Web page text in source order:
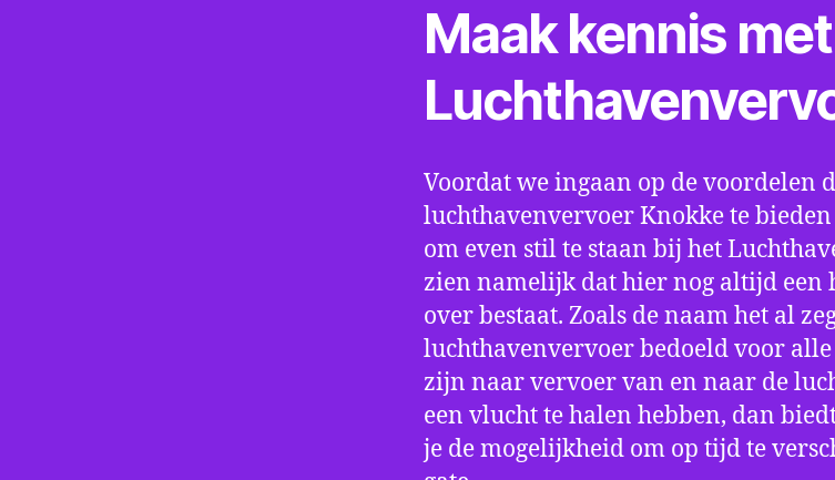
Maak kennis met
Voordat we ingaan op de voordelen
luchthavenvervoer Knokke te
om even stil te staan bij het
zien namelijk dat hier nog altijd
over bestaat. Zoals de naam het al
luchthavenvervoer bedoeld voor alle
zijn naar vervoer van en naar de
een vlucht te halen hebben, dan
je de mogelijkheid om op tijd te